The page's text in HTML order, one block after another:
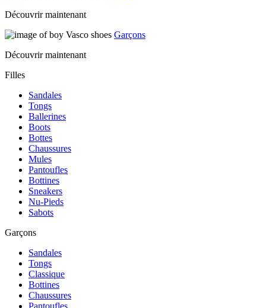
Découvrir maintenant
Garçons
Découvrir maintenant
Filles
Sandales
Tongs
Ballerines
Boots
Bottes
Chaussures
Mules
Pantoufles
Bottines
Sneakers
Nu-Pieds
Sabots
Garçons
Sandales
Tongs
Classique
Bottines
Chaussures
Pantoufles